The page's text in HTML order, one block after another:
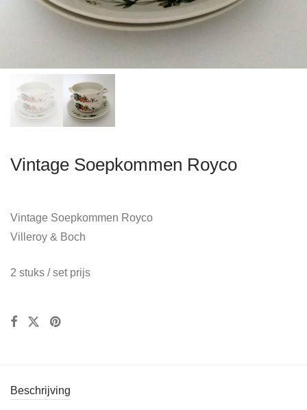
Vintage Soepkommen Royco
Vintage Soepkommen Royco
Villeroy & Boch
2 stuks / set prijs
Beschrijving